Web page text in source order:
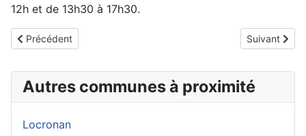
12h et de 13h30 à 17h30.
Article précédent : Albert
Précédent Article
Suivant
Autres communes à proximité
Locronan